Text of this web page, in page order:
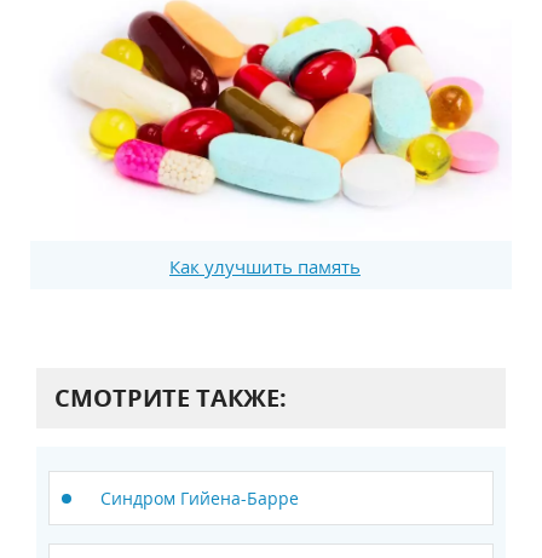
Как улучшить память
СМОТРИТЕ ТАКЖЕ:
Синдром Гийена-Барре